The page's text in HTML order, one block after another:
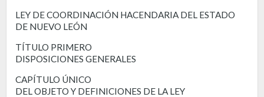
LEY DE COORDINACIÓN HACENDARIA DEL ESTADO
DE NUEVO LEÓN
TÍTULO PRIMERO
DISPOSICIONES GENERALES
CAPÍTULO ÚNICO
DEL OBJETO Y DEFINICIONES DE LA LEY